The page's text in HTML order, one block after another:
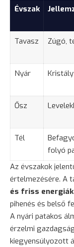
Évszak
Tavasz
Zúgó,
Nyár
Ősz
Tél
folyó
Az évszakok
értelmezésére. A
és friss
pihenés és belső
A nyári patakos
érzelmi
kiegyensúlyozott